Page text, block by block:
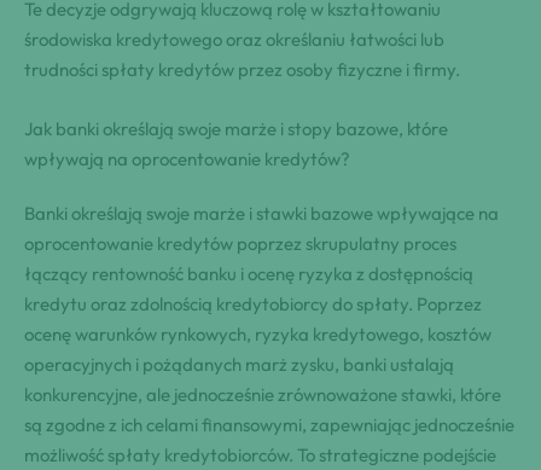
Te decyzje odgrywają kluczową rolę w kształtowaniu
środowiska kredytowego oraz określaniu łatwości lub
trudności spłaty kredytów przez osoby fizyczne i firmy.
Jak banki określają swoje marże i stopy bazowe, które
wpływają na oprocentowanie kredytów?
Banki określają swoje marże i stawki bazowe wpływające na
oprocentowanie kredytów poprzez skrupulatny proces
łączący rentowność banku i ocenę ryzyka z dostępnością
kredytu oraz zdolnością kredytobiorcy do spłaty. Poprzez
ocenę warunków rynkowych, ryzyka kredytowego, kosztów
operacyjnych i pożądanych marż zysku, banki ustalają
konkurencyjne, ale jednocześnie zrównoważone stawki, które
są zgodne z ich celami finansowymi, zapewniając jednocześnie
możliwość spłaty kredytobiorców. To strategiczne podejście